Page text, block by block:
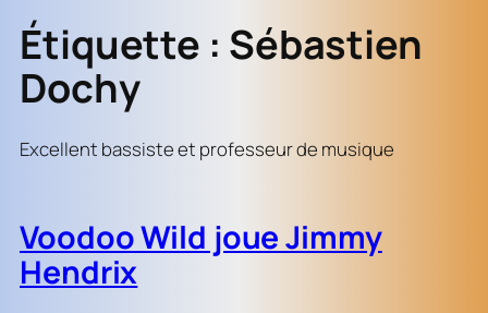
Étiquette : Sébastien
Dochy
Excellent bassiste et professeur de musique
Voodoo Wild joue Jimmy
Hendrix